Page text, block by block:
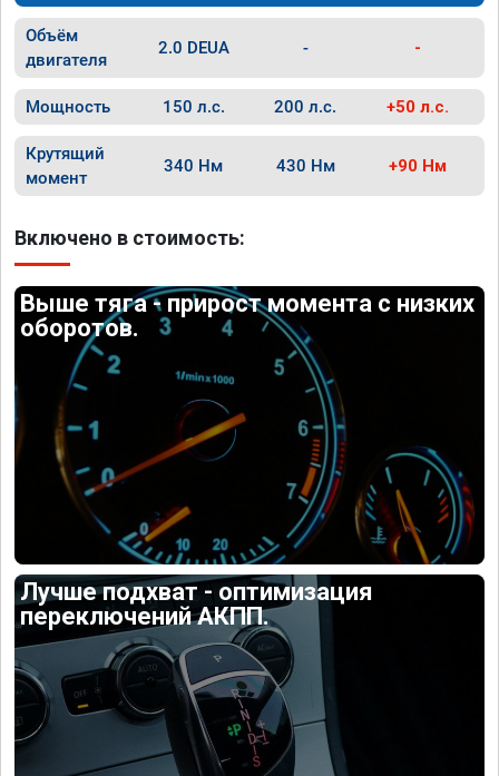
Объём
двигателя
2.0 DEUA - -
Мощность 150 л.с. 200 л.с. +50 л.с.
Крутящий
момент
340 Нм 430 Нм +90 Нм
Включено в стоимость:
Выше тяга - прирост момента с низких
оборотов.
Лучше подхват - оптимизация
переключений АКПП.